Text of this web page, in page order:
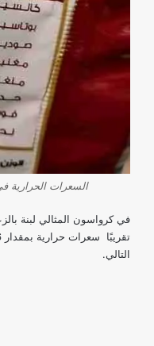
السعرات الحرارية
التالي.